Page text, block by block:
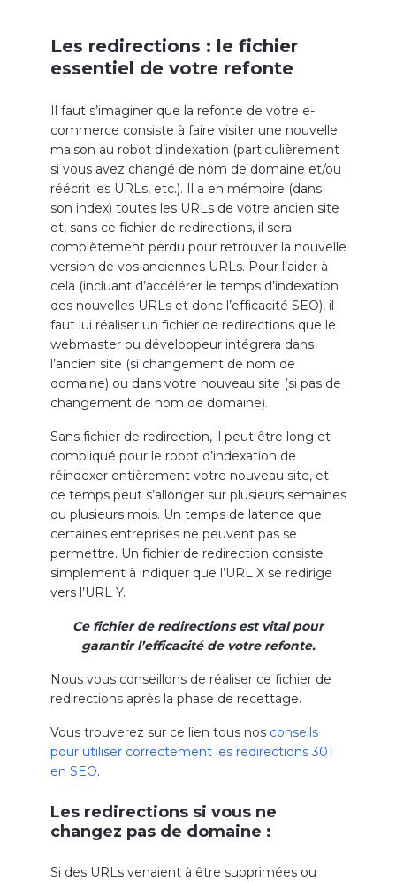
Les redirections : le fichier
essentiel de votre refonte
Il faut s’imaginer que la refonte de votre e-
commerce consiste à faire visiter une nouvelle
maison au robot d’indexation (particulièrement
si vous avez changé de nom de domaine et/ou
réécrit les URLs, etc.). Il a en mémoire (dans
son index) toutes les URLs de votre ancien site
et, sans ce fichier de redirections, il sera
complètement perdu pour retrouver la nouvelle
version de vos anciennes URLs. Pour l’aider à
cela (incluant d’accélérer le temps d’indexation
des nouvelles URLs et donc l’efficacité SEO), il
faut lui réaliser un fichier de redirections que le
webmaster ou développeur intégrera dans
l’ancien site (si changement de nom de
domaine) ou dans votre nouveau site (si pas de
changement de nom de domaine).
Sans fichier de redirection, il peut être long et
compliqué pour le robot d’indexation de
réindexer entièrement votre nouveau site, et
ce temps peut s’allonger sur plusieurs semaines
ou plusieurs mois. Un temps de latence que
certaines entreprises ne peuvent pas se
permettre. Un fichier de redirection consiste
simplement à indiquer que l’URL X se redirige
vers l’URL Y.
Ce fichier de redirections est vital pour
garantir l’efficacité de votre refonte.
Nous vous conseillons de réaliser ce fichier de
redirections après la phase de recettage.
Vous trouverez sur ce lien tous nos conseils
pour utiliser correctement les redirections 301
en SEO.
Les redirections si vous ne
changez pas de domaine :
Si des URLs venaient à être supprimées ou